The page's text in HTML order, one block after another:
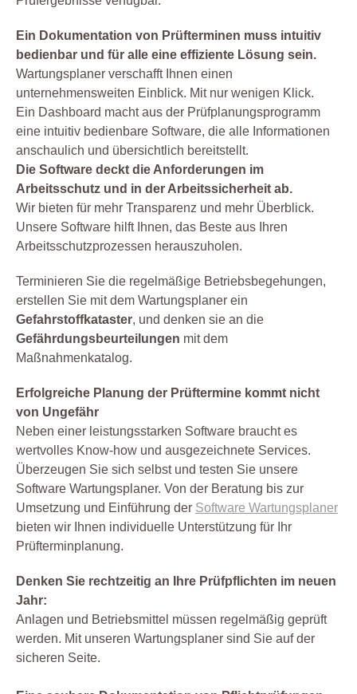
Ein Dokumentation von Prüfterminen muss intuitiv
bedienbar und für alle eine effiziente Lösung sein.
Wartungsplaner verschafft Ihnen einen
unternehmensweiten Einblick. Mit nur wenigen Klick.
Ein Dashboard macht aus der Prüfplanungsprogramm
eine intuitiv bedienbare Software, die alle Informationen
anschaulich und übersichtlich bereitstellt.
Die Software deckt die Anforderungen im
Arbeitsschutz und in der Arbeitssicherheit ab.
Wir bieten für mehr Transparenz und mehr Überblick.
Unsere Software hilft Ihnen, das Beste aus Ihren
Arbeitsschutzprozessen herauszuholen.
Terminieren Sie die regelmäßige Betriebsbegehungen,
erstellen Sie mit dem Wartungsplaner ein
Gefahrstoffkataster, und denken sie an die
Gefährdungsbeurteilungen mit dem
Maßnahmenkatalog.
Erfolgreiche Planung der Prüftermine kommt nicht
von Ungefähr
Neben einer leistungsstarken Software braucht es
wertvolles Know-how und ausgezeichnete Services.
Überzeugen Sie sich selbst und testen Sie unsere
Software Wartungsplaner. Von der Beratung bis zur
Umsetzung und Einführung der Software Wartungsplaner
bieten wir Ihnen individuelle Unterstützung für Ihr
Prüfterminplanung.
Denken Sie rechtzeitig an Ihre Prüfpflichten im neuen
Jahr:
Anlagen und Betriebsmittel müssen regelmäßig geprüft
werden. Mit unseren Wartungsplaner sind Sie auf der
sicheren Seite.